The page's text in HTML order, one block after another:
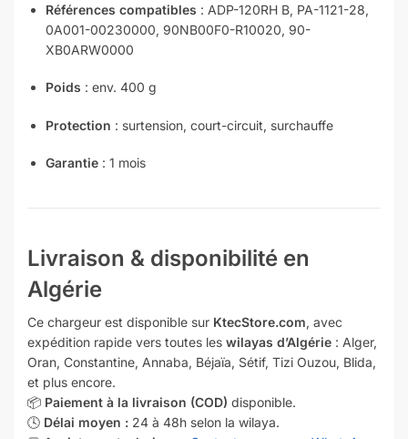
Références compatibles : ADP-120RH B, PA-1121-28,
0A001-00230000, 90NB00F0-R10020, 90-
XB0ARW0000
Poids : env. 400 g
Protection : surtension, court-circuit, surchauffe
Garantie : 1 mois
Livraison & disponibilité en
Algérie
Ce chargeur est disponible sur KtecStore.com, avec
expédition rapide vers toutes les wilayas d’Algérie : Alger,
Oran, Constantine, Annaba, Béjaïa, Sétif, Tizi Ouzou, Blida,
et plus encore.
📦 Paiement à la livraison (COD) disponible.
🕓 Délai moyen : 24 à 48h selon la wilaya.